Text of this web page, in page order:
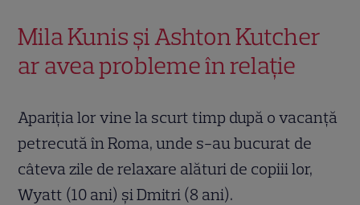
Mila Kunis și Ashton Kutcher
ar avea probleme în relație
Apariția lor vine la scurt timp după o vacanță
petrecută în Roma, unde s-au bucurat de
câteva zile de relaxare alături de copiii lor,
Wyatt (10 ani) și Dmitri (8 ani).